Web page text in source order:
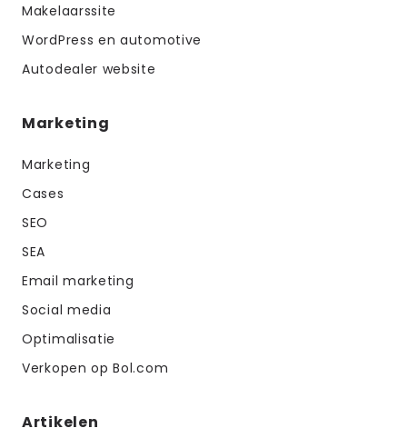
Makelaarssite
WordPress en automotive
Autodealer website
Marketing
Marketing
Cases
SEO
SEA
Email marketing
Social media
Optimalisatie
Verkopen op Bol.com
Artikelen